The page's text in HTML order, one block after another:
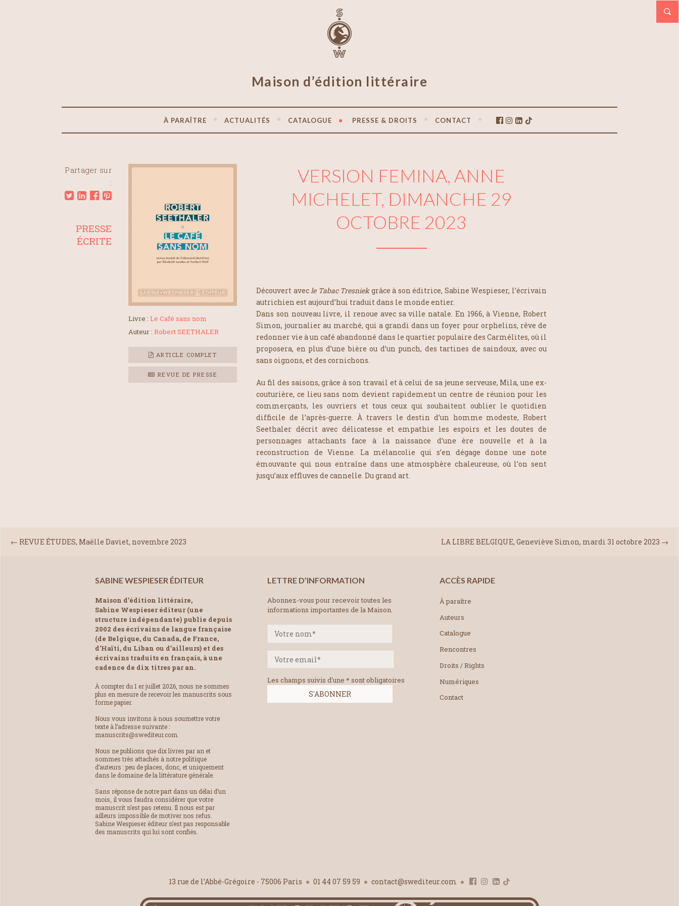
Maison d’édition littéraire
À PARAÎTRE ACTUALITÉS CATALOGUE PRESSE & DROITS CONTACT
Partager sur
:
Livre : Le Café sans nom
Auteur : Robert SEETHALER
ARTICLE COMPLET
REVUE DE PRESSE
VERSION FEMINA, ANNE
MICHELET, DIMANCHE 29
OCTOBRE 2023
Découvert avecle Tabac Tresniekgrâce à son éditrice, Sabine Wespieser, l’écrivain
autrichien est aujourd’hui traduit dans le monde entier.
Dans son nouveau livre, il renoue avec sa ville natale. En 1966, à Vienne, Robert
Simon, journalier au marché, qui a grandi dans un foyer pour orphelins, rêve de
redonner vie à un café abandonné dans le quartier populaire des Carmélites, où il
proposera, en plus d’une bière ou d’un punch, des tartines de saindoux, avec ou
sans oignons, et des cornichons.
Au fil des saisons, grâce à son travail et à celui de sa jeune serveuse, Mila, une ex-
couturière, ce lieu sans nom devient rapidement un centre de réunion pour les
commerçants, les ouvriers et tous ceux qui souhaitent oublier le quotidien
difficile de l’après-guerre. À travers le destin d’un homme modeste, Robert
Seethaler décrit avec délicatesse et empathie les espoirs et les doutes de
personnages attachants face à la naissance d’une ère nouvelle et à la
reconstruction de Vienne. La mélancolie qui s’en dégage donne une note
émouvante qui nous entraîne dans une atmosphère chaleureuse, où l’on sent
jusqu’aux effluves de cannelle. Du grand art.
PRESSE
ÉCRITE
LA LIBRE BELGIQUE, Geneviève Simon, mardi 31 octobre 2023 →
← REVUE ÉTUDES, Maëlle Daviet, novembre 2023
SABINE WESPIESER ÉDITEUR
Maison d’édition littéraire,
Sabine Wespieser éditeur (une
structure indépendante) publie depuis
2002 des écrivains de langue française
(de Belgique, du Canada, de France,
d’Haïti, du Liban ou d’ailleurs) et des
écrivains traduits en français, à une
cadence de dix titres par an.
À compter du 1 er juillet 2026, nous ne sommes
plus en mesure de recevoir les manuscrits sous
forme papier.
Nous vous invitons à nous soumettre votre
texte à l’adresse suivante :
manuscrits@swediteur.com.
Nous ne publions que dix livres par an et
sommes très attachés à notre politique
d’auteurs : peu de places, donc, et uniquement
dans le domaine de la littérature générale.
Sans réponse de notre part dans un délai d’un
mois, il vous faudra considérer que votre
manuscrit n’est pas retenu. Il nous est par
ailleurs impossible de motiver nos refus.
Sabine Wespieser éditeur n’est pas responsable
des manuscrits qui lui sont confiés.
LETTRE D’INFORMATION
Abonnez-vous pour recevoir toutes les
informations importantes de la Maison.
Les champs suivis d'une * sont obligatoires
ACCÈS RAPIDE
À paraître
Auteurs
Catalogue
Rencontres
Droits / Rights
Numériques
Contact
13 rue de l’Abbé-Grégoire - 75006 Paris 01 44 07 59 59 contact@swediteur.com